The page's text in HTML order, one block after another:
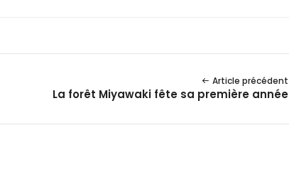
Article précédent
La forêt Miyawaki fête sa première année